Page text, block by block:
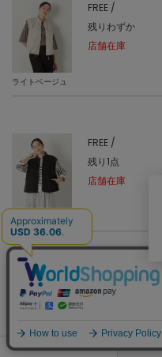
ライトベージュ
FREE /
残りわずか
店舗在庫
ブラック
FREE /
残り1点
店舗在庫
158cm / 51kg